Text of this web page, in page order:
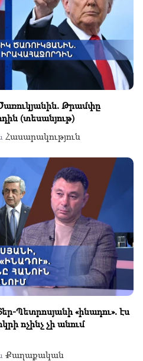
Թրամփը
(տեսանյութ)
Հասարակություն
Պետրոսյանի «ինադու». էս
ոչինչ չի անում
Քաղաքական